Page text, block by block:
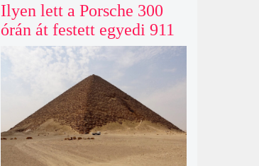
Ilyen lett a Porsche 300
órán át festett egyedi 911
Turbo S-e, ami ausztrál
naplementéből született